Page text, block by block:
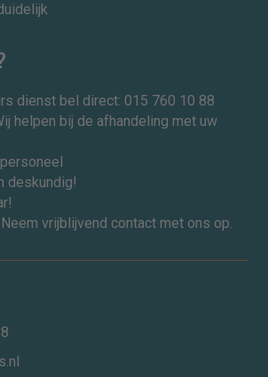
dienst bel direct: 015 760 10 88
helpen bij de afhandeling met uw
deskundig!
vrijblijvend contact met ons op.